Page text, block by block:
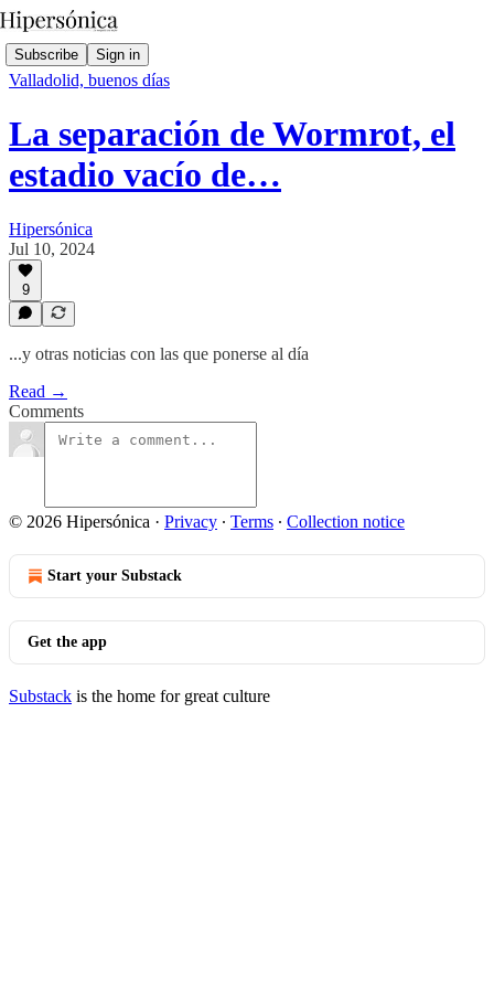
Subscribe Sign in
Valladolid, buenos días
La separación de Wormrot, el
estadio vacío de…
Hipersónica
Jul 10, 2024
9
...y otras noticias con las que ponerse al día
Read →
Comments
© 2026 Hipersónica · Privacy ∙ Terms ∙ Collection notice
Start your Substack
Get the app
Substack is the home for great culture